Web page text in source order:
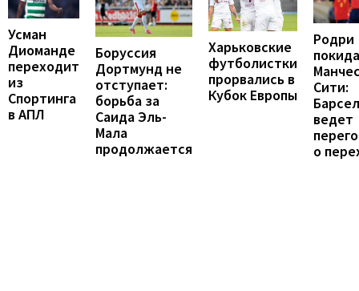
Усман
Диоманде
переходит
из
Спортинга
в АПЛ
Боруссия
Дортмунд не
отступает:
борьба за
Саида Эль-
Мала
продолжается
Харьковские
футболистки
прорвались в
Кубок Европы
Родри
Сити:
ведет
о